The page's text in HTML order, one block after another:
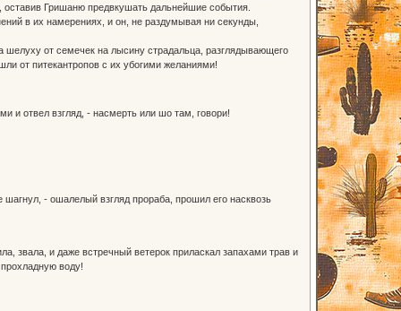
оставив Гришаню предвкушать дальнейшие события.
в их намерениях, и он, не раздумывая ни секунды,
от семечек на лысину страдальца, разглядывающего
от питекантропов с их убогими желаниями!
и отвел взгляд, - насмерть или шо там, говори!
- ошалелый взгляд прораба, прошил его насквозь
звала, и даже встречный ветерок приласкал запахами трав и
воду!